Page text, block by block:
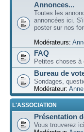
Annonces...
Toutes les
annoncées ici.
poster sur nos
Modérateurs:
FAQ
Petites choses à
Bureau de
Sondages,
Modérateur: Anne
L'ASSOCIATION
Présentation
Vous trouverez